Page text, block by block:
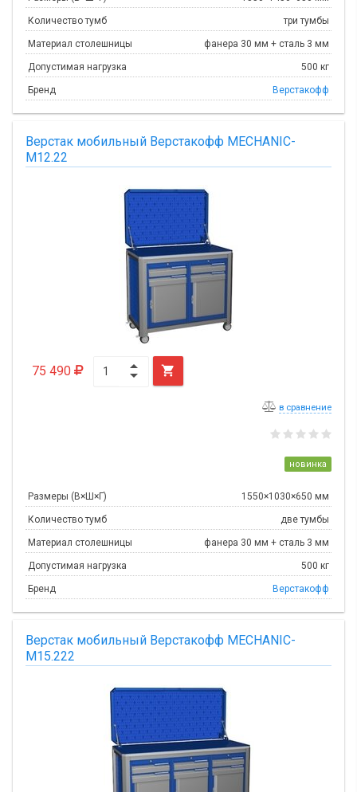
Количество тумб три тумбы
Материал столешницы фанера 30 мм + сталь 3 мм
Допустимая нагрузка 500 кг
Бренд Верстакофф
Верстак мобильный Верстакофф MECHANIC-
М12.22
75 490 
в сравнение
новинка
Размеры (В×Ш×Г) 1550×1030×650 мм
Количество тумб две тумбы
Материал столешницы фанера 30 мм + сталь 3 мм
Допустимая нагрузка 500 кг
Бренд Верстакофф
Верстак мобильный Верстакофф MECHANIC-
М15.222